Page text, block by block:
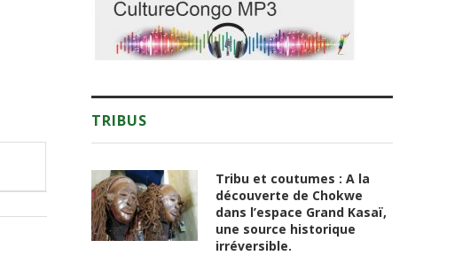
TRIBUS
Tribu et coutumes : A la
découverte de Chokwe
dans l’espace Grand Kasaï,
une source historique
irréversible.